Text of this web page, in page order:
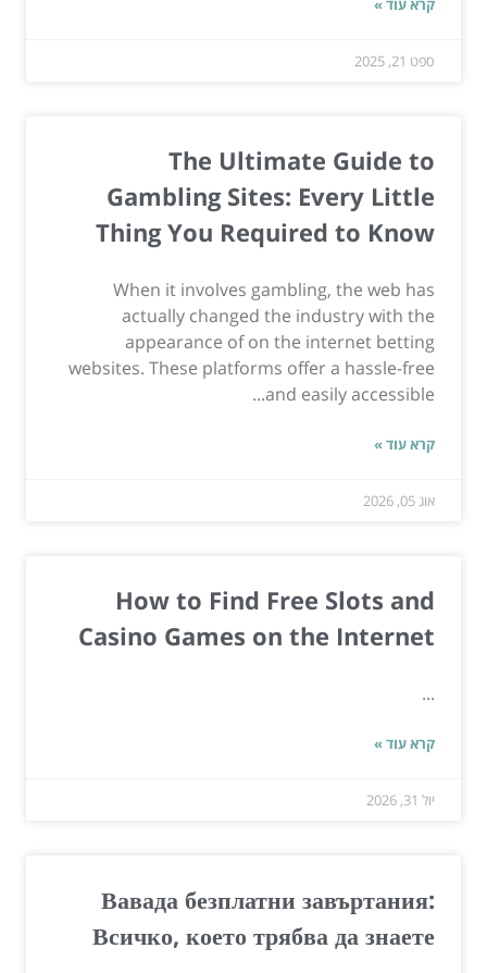
קרא עוד »
ספט 21, 2025
The Ultimate Guide to
Gambling Sites: Every Little
Thing You Required to Know
When it involves gambling, the web has
actually changed the industry with the
appearance of on the internet betting
websites. These platforms offer a hassle-free
and easily accessible...
קרא עוד »
אוג 05, 2026
How to Find Free Slots and
Casino Games on the Internet
...
קרא עוד »
יול 31, 2026
Вавада безплатни завъртания:
Всичко, което трябва да знаете